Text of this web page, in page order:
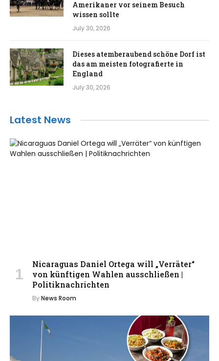
Amerikaner vor seinem Besuch
wissen sollte
July 30, 2026
Dieses atemberaubend schöne Dorf ist
das am meisten fotografierte in
England
July 30, 2026
Latest News
Nicaraguas Daniel Ortega will „Verräter“
von künftigen Wahlen ausschließen |
Politiknachrichten
ByNews Room